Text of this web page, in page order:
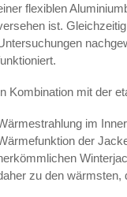
flexiblen
ist.
Kombination mit der
im
der
zu den wärmsten,